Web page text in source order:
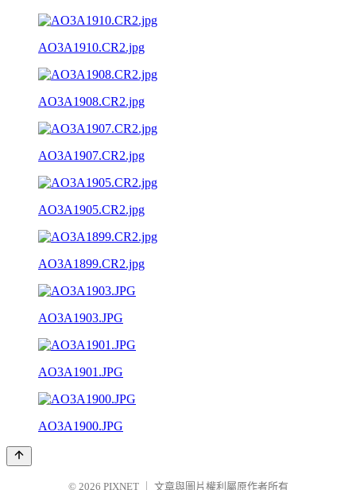
AO3A1910.CR2.jpg
AO3A1908.CR2.jpg
AO3A1907.CR2.jpg
AO3A1905.CR2.jpg
AO3A1899.CR2.jpg
AO3A1903.JPG
AO3A1901.JPG
AO3A1900.JPG
© 2026 PIXNET 文章與圖片權利屬原作者所有